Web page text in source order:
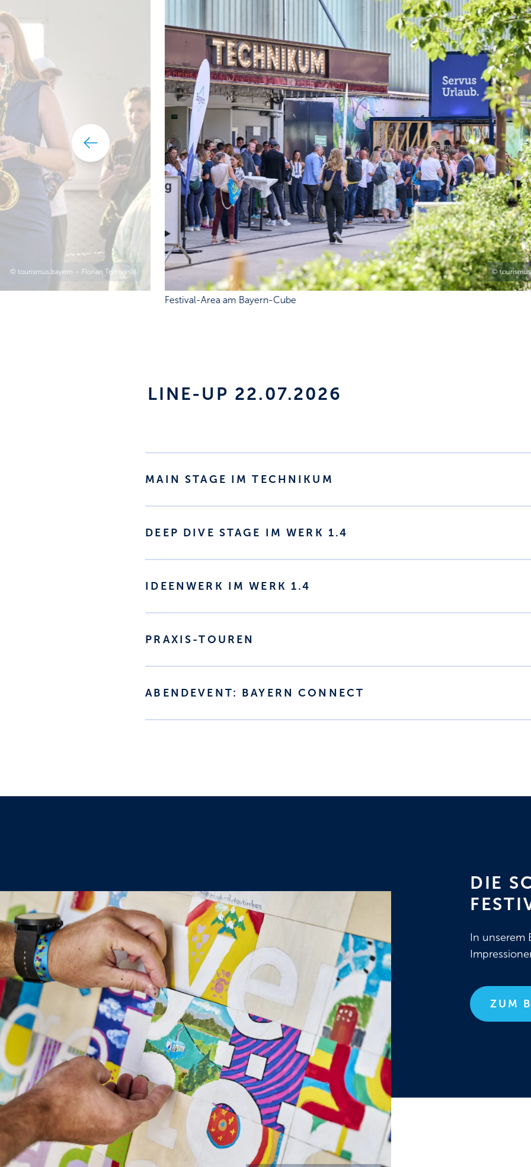
© tourismus.bayern – Florian Trykowski ©
Festival-Area am Bayern-Cube
LINE-UP 22.07.2026
MAIN STAGE IM TECHNIKUM
DEEP DIVE STAGE IM WERK 1.4
IDEENWERK IM WERK 1.4
PRAXIS-TOUREN
ABENDEVENT: BAYERN CONNECT
DIE
In unserem
ZUM